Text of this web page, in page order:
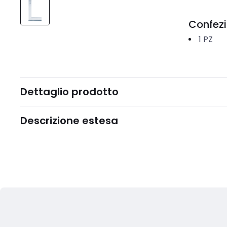
1 PZ
Dettaglio prodotto
Descrizione estesa